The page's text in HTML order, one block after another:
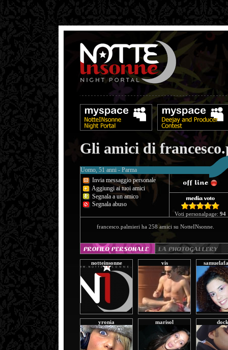
Gli amici di
Uomo, 51 anni - Parma
Invia messaggio personale
Aggiungi ai tuoi amici
Segnala a un amico
Segnala abuso
Voti personalpage: 94
francesco.palmieri ha 258 amici su NotteINsonne.
notteinsonne vis
yronia marisol dock